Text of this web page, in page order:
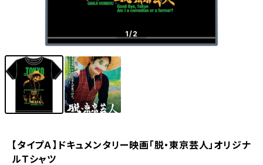
1/2
【タイプＡ】ドキュメンタリー映画「脱・東京芸人」オリジナ
ルＴシャツ